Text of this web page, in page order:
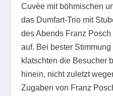
Cuvèe mit böhmischen
das Dumfart-Trio mit
des Abends Franz
auf. Bei bester
klatschten die Besucher
hinein, nicht zuletzt
Zugaben von Franz